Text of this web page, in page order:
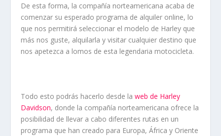
De esta forma, la compañía norteamericana acaba de
comenzar su esperado programa de alquiler online, lo
que nos permitirá seleccionar el modelo de Harley que
más nos guste, alquilarla y visitar cualquier destino que
nos apetezca a lomos de esta legendaria motocicleta.
Todo esto podrás hacerlo desde laweb de Harley
Davidson, donde la compañía norteamericana ofrece la
posibilidad de llevar a cabo diferentes rutas en un
programa que han creado para Europa, África y Oriente